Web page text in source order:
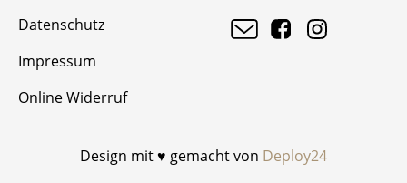
Datenschutz
Impressum
Online Widerruf
Design mit ♥ gemacht von Deploy24